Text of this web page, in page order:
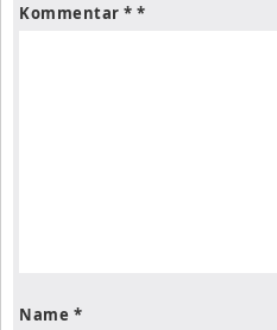
Kommentar *
Name *